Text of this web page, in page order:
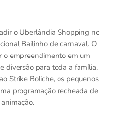
o Uberlândia Shopping no
Bailinho de carnaval. O
empreendimento em um
diversão para toda a família.
Strike Boliche, os pequenos
programação recheada de